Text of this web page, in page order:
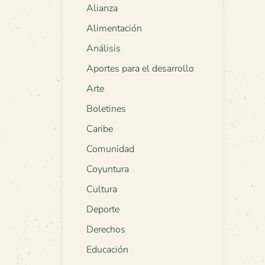
Alianza
Alimentación
Análisis
Aportes para el desarrollo
Arte
Boletines
Caribe
Comunidad
Coyuntura
Cultura
Deporte
Derechos
Educación